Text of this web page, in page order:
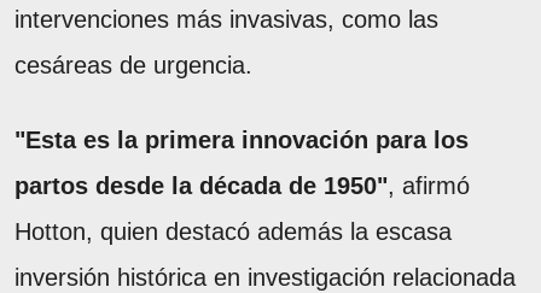
intervenciones más invasivas, como las
cesáreas de urgencia.
"Esta es la primera innovación para los
partos desde la década de 1950", afirmó
Hotton, quien destacó además la escasa
inversión histórica en investigación relacionada